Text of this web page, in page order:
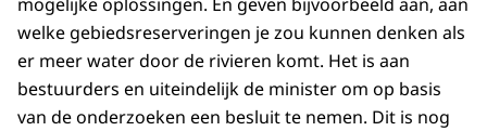
mogelijke oplossingen. En geven bijvoorbeeld aan, aan
welke gebiedsreserveringen je zou kunnen denken als
er meer water door de rivieren komt. Het is aan
bestuurders en uiteindelijk de minister om op basis
van de onderzoeken een besluit te nemen. Dit is nog